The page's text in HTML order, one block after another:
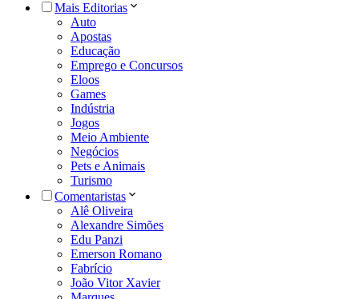
Mais Editorias
Auto
Apostas
Educação
Emprego e Concursos
Eloos
Games
Indústria
Jogos
Meio Ambiente
Negócios
Pets e Animais
Turismo
Comentaristas
Alê Oliveira
Alexandre Simões
Edu Panzi
Emerson Romano
Fabrício
João Vitor Xavier